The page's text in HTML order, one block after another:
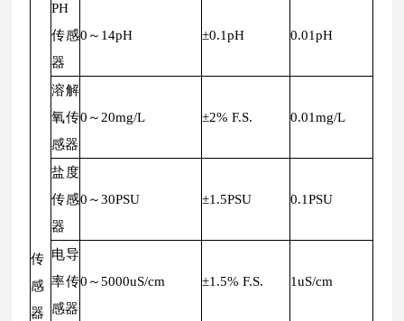
传
感
器
PH
传感
器
0～14pH ±0.1pH 0.01pH
溶解
氧传
感器
0～20mg/L ±2% F.S. 0.01mg/L
盐度
传感
器
0～30PSU ±1.5PSU 0.1PSU
电导
率传
感器
0～5000uS/cm ±1.5% F.S. 1uS/cm